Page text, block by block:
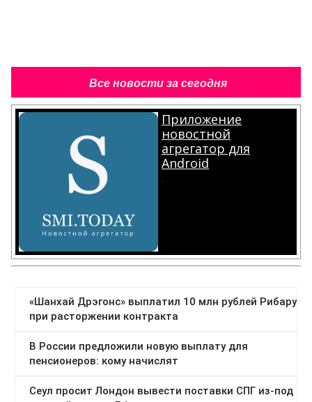
Все новости за сегодня
Приложение
новостной
агрегатор для
Android
.